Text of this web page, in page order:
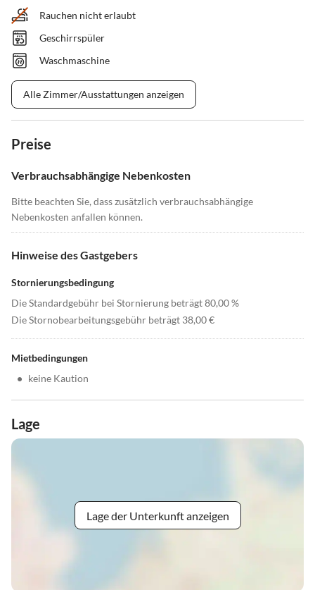
Rauchen nicht erlaubt
Geschirrspüler
Waschmaschine
Alle Zimmer/Ausstattungen anzeigen
Preise
Verbrauchsabhängige Nebenkosten
Bitte beachten Sie, dass zusätzlich verbrauchsabhängige
Nebenkosten anfallen können.
Hinweise des Gastgebers
Stornierungsbedingung
Die Standardgebühr bei Stornierung beträgt 80,00 %
Die Stornobearbeitungsgebühr beträgt 38,00 €
Mietbedingungen
• keine Kaution
Lage
Lage der Unterkunft anzeigen